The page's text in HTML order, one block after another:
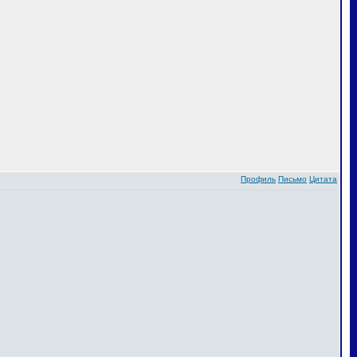
Профиль Письмо Цитата